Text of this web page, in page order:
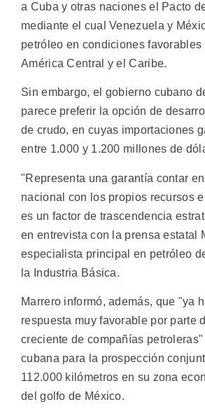
a Cuba y otras naciones el Pacto
mediante el cual Venezuela y
petróleo en condiciones favorables
América Central y el Caribe.
Sin embargo, el gobierno cubano
parece preferir la opción de
de crudo, en cuyas importaciones
entre 1.000 y 1.200 millones de
"Representa una garantía contar
nacional con los propios recursos
es un factor de trascendencia
en entrevista con la prensa estatal
especialista principal en petróleo
la Industria Básica.
Marrero informó, además, que "ya
respuesta muy favorable por parte
creciente de compañías
cubana para la prospección
112.000 kilómetros en su zona
del golfo de México.